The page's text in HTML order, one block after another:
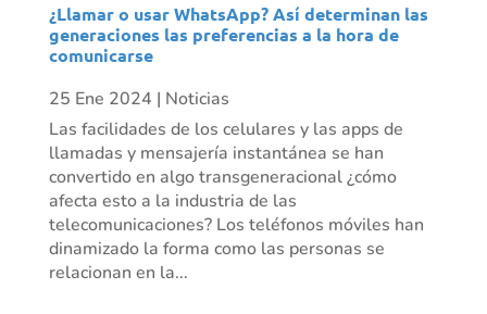
¿Llamar o usar WhatsApp? Así determinan las
generaciones las preferencias a la hora de
comunicarse
25 Ene 2024 | Noticias
Las facilidades de los celulares y las apps de
llamadas y mensajería instantánea se han
convertido en algo transgeneracional ¿cómo
afecta esto a la industria de las
telecomunicaciones? Los teléfonos móviles han
dinamizado la forma como las personas se
relacionan en la...